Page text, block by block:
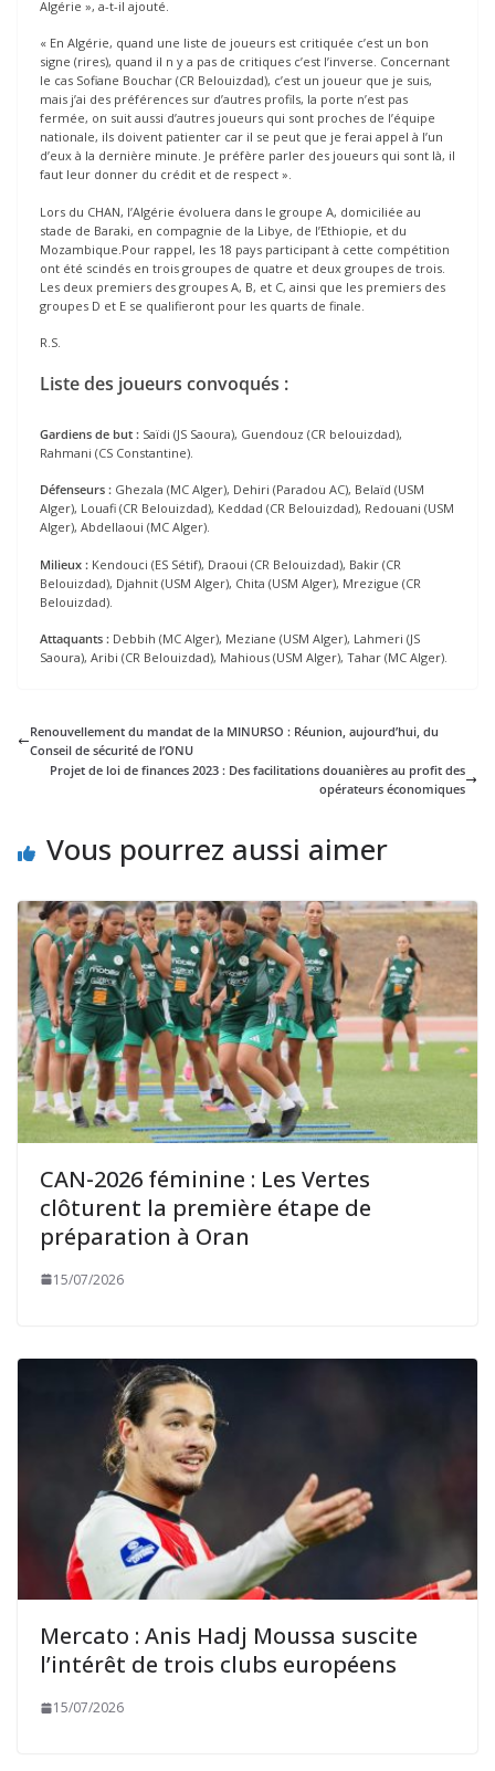
Algérie », a-t-il ajouté.
« En Algérie, quand une liste de joueurs est critiquée c’est un bon
signe (rires), quand il n y a pas de critiques c’est l’inverse. Concernant
le cas Sofiane Bouchar (CR Belouizdad), c’est un joueur que je suis,
mais j’ai des préférences sur d’autres profils, la porte n’est pas
fermée, on suit aussi d’autres joueurs qui sont proches de l’équipe
nationale, ils doivent patienter car il se peut que je ferai appel à l’un
d’eux à la dernière minute. Je préfère parler des joueurs qui sont là, il
faut leur donner du crédit et de respect ».
Lors du CHAN, l’Algérie évoluera dans le groupe A, domiciliée au
stade de Baraki, en compagnie de la Libye, de l’Ethiopie, et du
Mozambique.Pour rappel, les 18 pays participant à cette compétition
ont été scindés en trois groupes de quatre et deux groupes de trois.
Les deux premiers des groupes A, B, et C, ainsi que les premiers des
groupes D et E se qualifieront pour les quarts de finale.
R.S.
Liste des joueurs convoqués :
Gardiens de but : Saïdi (JS Saoura), Guendouz (CR belouizdad),
Rahmani (CS Constantine).
Défenseurs : Ghezala (MC Alger), Dehiri (Paradou AC), Belaïd (USM
Alger), Louafi (CR Belouizdad), Keddad (CR Belouizdad), Redouani (USM
Alger), Abdellaoui (MC Alger).
Milieux : Kendouci (ES Sétif), Draoui (CR Belouizdad), Bakir (CR
Belouizdad), Djahnit (USM Alger), Chita (USM Alger), Mrezigue (CR
Belouizdad).
Attaquants : Debbih (MC Alger), Meziane (USM Alger), Lahmeri (JS
Saoura), Aribi (CR Belouizdad), Mahious (USM Alger), Tahar (MC Alger).
Renouvellement du mandat de la MINURSO : Réunion, aujourd’hui, du
Conseil de sécurité de l’ONU
Projet de loi de finances 2023 : Des facilitations douanières au profit des
opérateurs économiques
Vous pourrez aussi aimer
CAN-2026 féminine : Les Vertes
clôturent la première étape de
préparation à Oran
15/07/2026
Mercato : Anis Hadj Moussa suscite
l’intérêt de trois clubs européens
15/07/2026